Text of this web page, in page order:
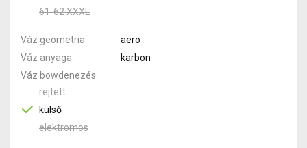
61-62 XXXL
Váz geometria
aero
Váz anyaga
karbon
Váz bowdenezés
rejtett
külső
elektromos